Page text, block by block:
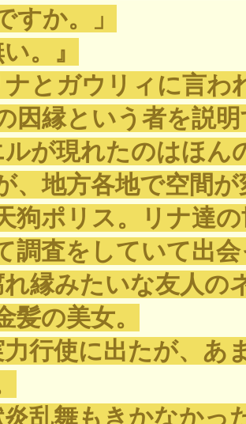
すか。」
。』
とガウリィに言わ
因縁という者を説
が現れたのはほん
、地方各地で空間
狗ポリス。リナ達
調査をしていて出
縁みたいな友人の
髪の美女。
行使に出たが、あ
炎乱舞もきかなかっ